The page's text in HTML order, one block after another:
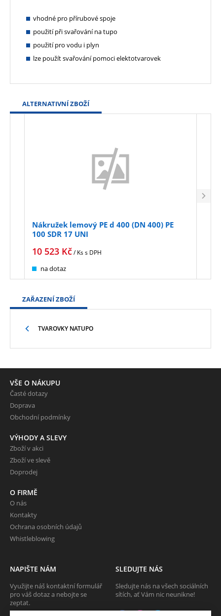
vhodné pro přírubové spoje
použití při svařování na tupo
použití pro vodu i plyn
lze použít svařování pomoci elektotvarovek
ALTERNATIVNÍ ZBOŽÍ
Nákružek lemový PE d 400 (DN 400) PE
100 SDR 17 UNI
10 523 Kč/ Kss DPH
na dotaz
ZAŘAZENÍ ZBOŽÍ
TVAROVKY NATUPO
VŠE O NÁKUPU
Časté dotazy
Doprava
Obchodní podmínky
VÝHODY A SLEVY
Zboží v akci
Zboží ve slevě
Doprodej
O FIRMĚ
O nás
Kontakty
Ochrana osobních údajů
Whistleblowing
NAPIŠTE NÁM
Využijte náš kontaktní formulář
pro váš dotaz a nebojte se
zeptat.
SLEDUJTE NÁS
Sledujte nás na všech sociálních
sítích, ať Vám nic neunikne!